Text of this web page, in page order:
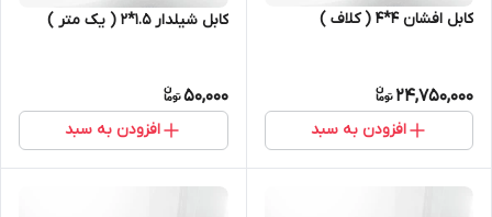
کابل افشان ۴*۴ ( کلاف )
24,750,000
افزودن به سبد
کابل شیلدار ۱.۵*۲ ( یک متر )
50,000
افزودن به سبد